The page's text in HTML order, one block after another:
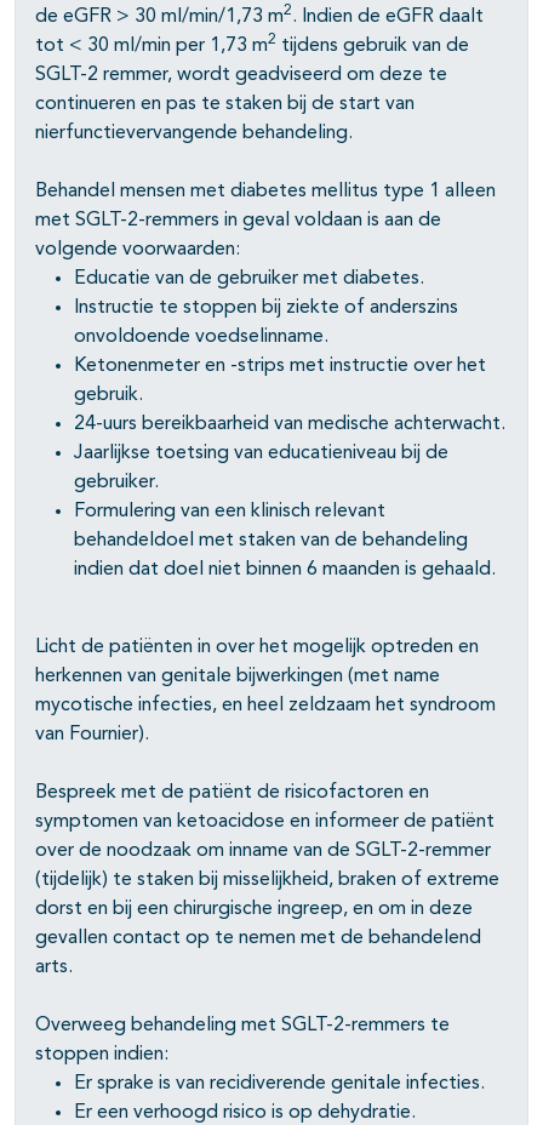
de eGFR > 30 ml/min/1,73 m2. Indien de eGFR daalt
tot < 30 ml/min per 1,73 m2 tijdens gebruik van de
SGLT-2 remmer, wordt geadviseerd om deze te
continueren en pas te staken bij de start van
nierfunctievervangende behandeling.
Behandel mensen met diabetes mellitus type 1 alleen
met SGLT-2-remmers in geval voldaan is aan de
volgende voorwaarden:
Educatie van de gebruiker met diabetes.
Instructie te stoppen bij ziekte of anderszins
onvoldoende voedselinname.
Ketonenmeter en -strips met instructie over het
gebruik.
24-uurs bereikbaarheid van medische achterwacht.
Jaarlijkse toetsing van educatieniveau bij de
gebruiker.
Formulering van een klinisch relevant
behandeldoel met staken van de behandeling
indien dat doel niet binnen 6 maanden is gehaald.
Licht de patiënten in over het mogelijk optreden en
herkennen van genitale bijwerkingen (met name
mycotische infecties, en heel zeldzaam het syndroom
van Fournier).
Bespreek met de patiënt de risicofactoren en
symptomen van ketoacidose en informeer de patiënt
over de noodzaak om inname van de SGLT-2-remmer
(tijdelijk) te staken bij misselijkheid, braken of extreme
dorst en bij een chirurgische ingreep, en om in deze
gevallen contact op te nemen met de behandelend
arts.
Overweeg behandeling met SGLT-2-remmers te
stoppen indien:
Er sprake is van recidiverende genitale infecties.
Er een verhoogd risico is op dehydratie.